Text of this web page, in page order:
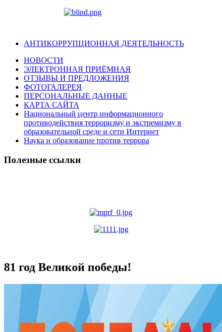
АНТИКОРРУПЦИОННАЯ ДЕЯТЕЛЬНОСТЬ
НОВОСТИ
ЭЛЕКТРОННАЯ ПРИЁМНАЯ
ОТЗЫВЫ И ПРЕДЛОЖЕНИЯ
ФОТОГАЛЕРЕЯ
ПЕРСОНАЛЬНЫЕ ДАННЫЕ
КАРТА САЙТА
Национальный центр информационного
противодействия терроризму и экстремизму в
образовательной среде и сети Интернет
Наука и образование против террора
Полезные ссылки
81 год Великой победы!